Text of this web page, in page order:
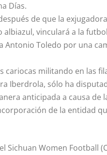
Días.
de que la
vinculará a la
Antonio Toledo por una
militando en las
Iberdrola, sólo ha
anticipada a causa de
de la entidad
Sichuan Women Football